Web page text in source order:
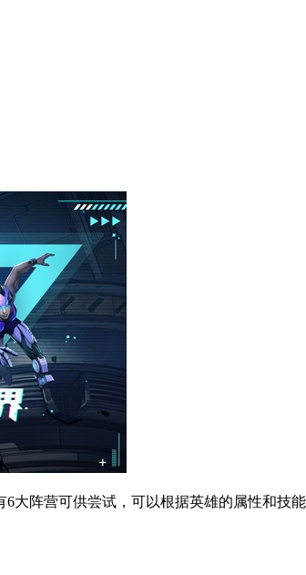
大阵营可供尝试，可以根据英雄的属性和技